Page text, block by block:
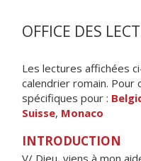
OFFICE DES
Les lectures affichées
calendrier romain.
spécifiques pour :
Suisse, Monaco
INTRODUCTION
V/ Dieu, viens à mon